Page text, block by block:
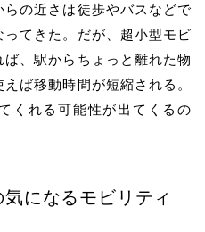
の近さは徒歩やバスなどで
てきた。だが、超小型モビ
、駅からちょっと離れた物
ば移動時間が短縮される。
くれる可能性が出てくるの
になるモビリティ